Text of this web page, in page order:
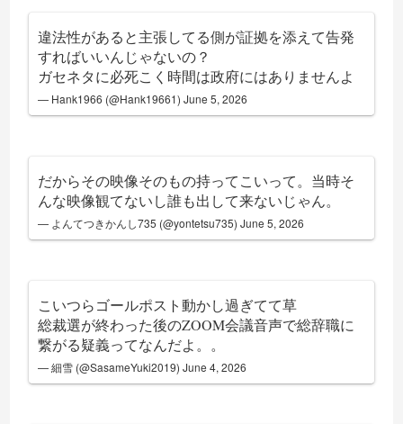
違法性があると主張してる側が証拠を添えて告発
すればいいんじゃないの？
ガセネタに必死こく時間は政府にはありませんよ
— Hank1966 (@Hank19661)June 5, 2026
だからその映像そのもの持ってこいって。当時そ
んな映像観てないし誰も出して来ないじゃん。
— よんてつきかんし735 (@yontetsu735)June 5, 2026
こいつらゴールポスト動かし過ぎてて草
総裁選が終わった後のZOOM会議音声で総辞職に
繋がる疑義ってなんだよ。。
— 細雪 (@SasameYuki2019)June 4, 2026